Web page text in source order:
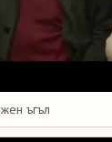
ъгъл